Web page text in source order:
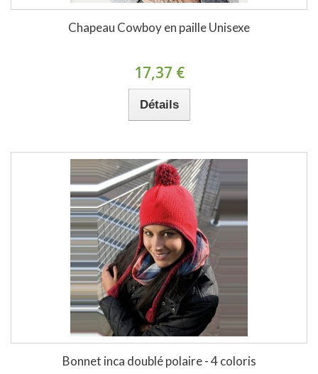
Chapeau Cowboy en paille Unisexe
17,37 €
Détails
Bonnet inca doublé polaire - 4 coloris